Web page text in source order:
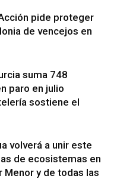
pide proteger
de vencejos en
suma 748
paro en julio
sostiene el
volverá a unir este
de ecosistemas en
Menor y de todas las